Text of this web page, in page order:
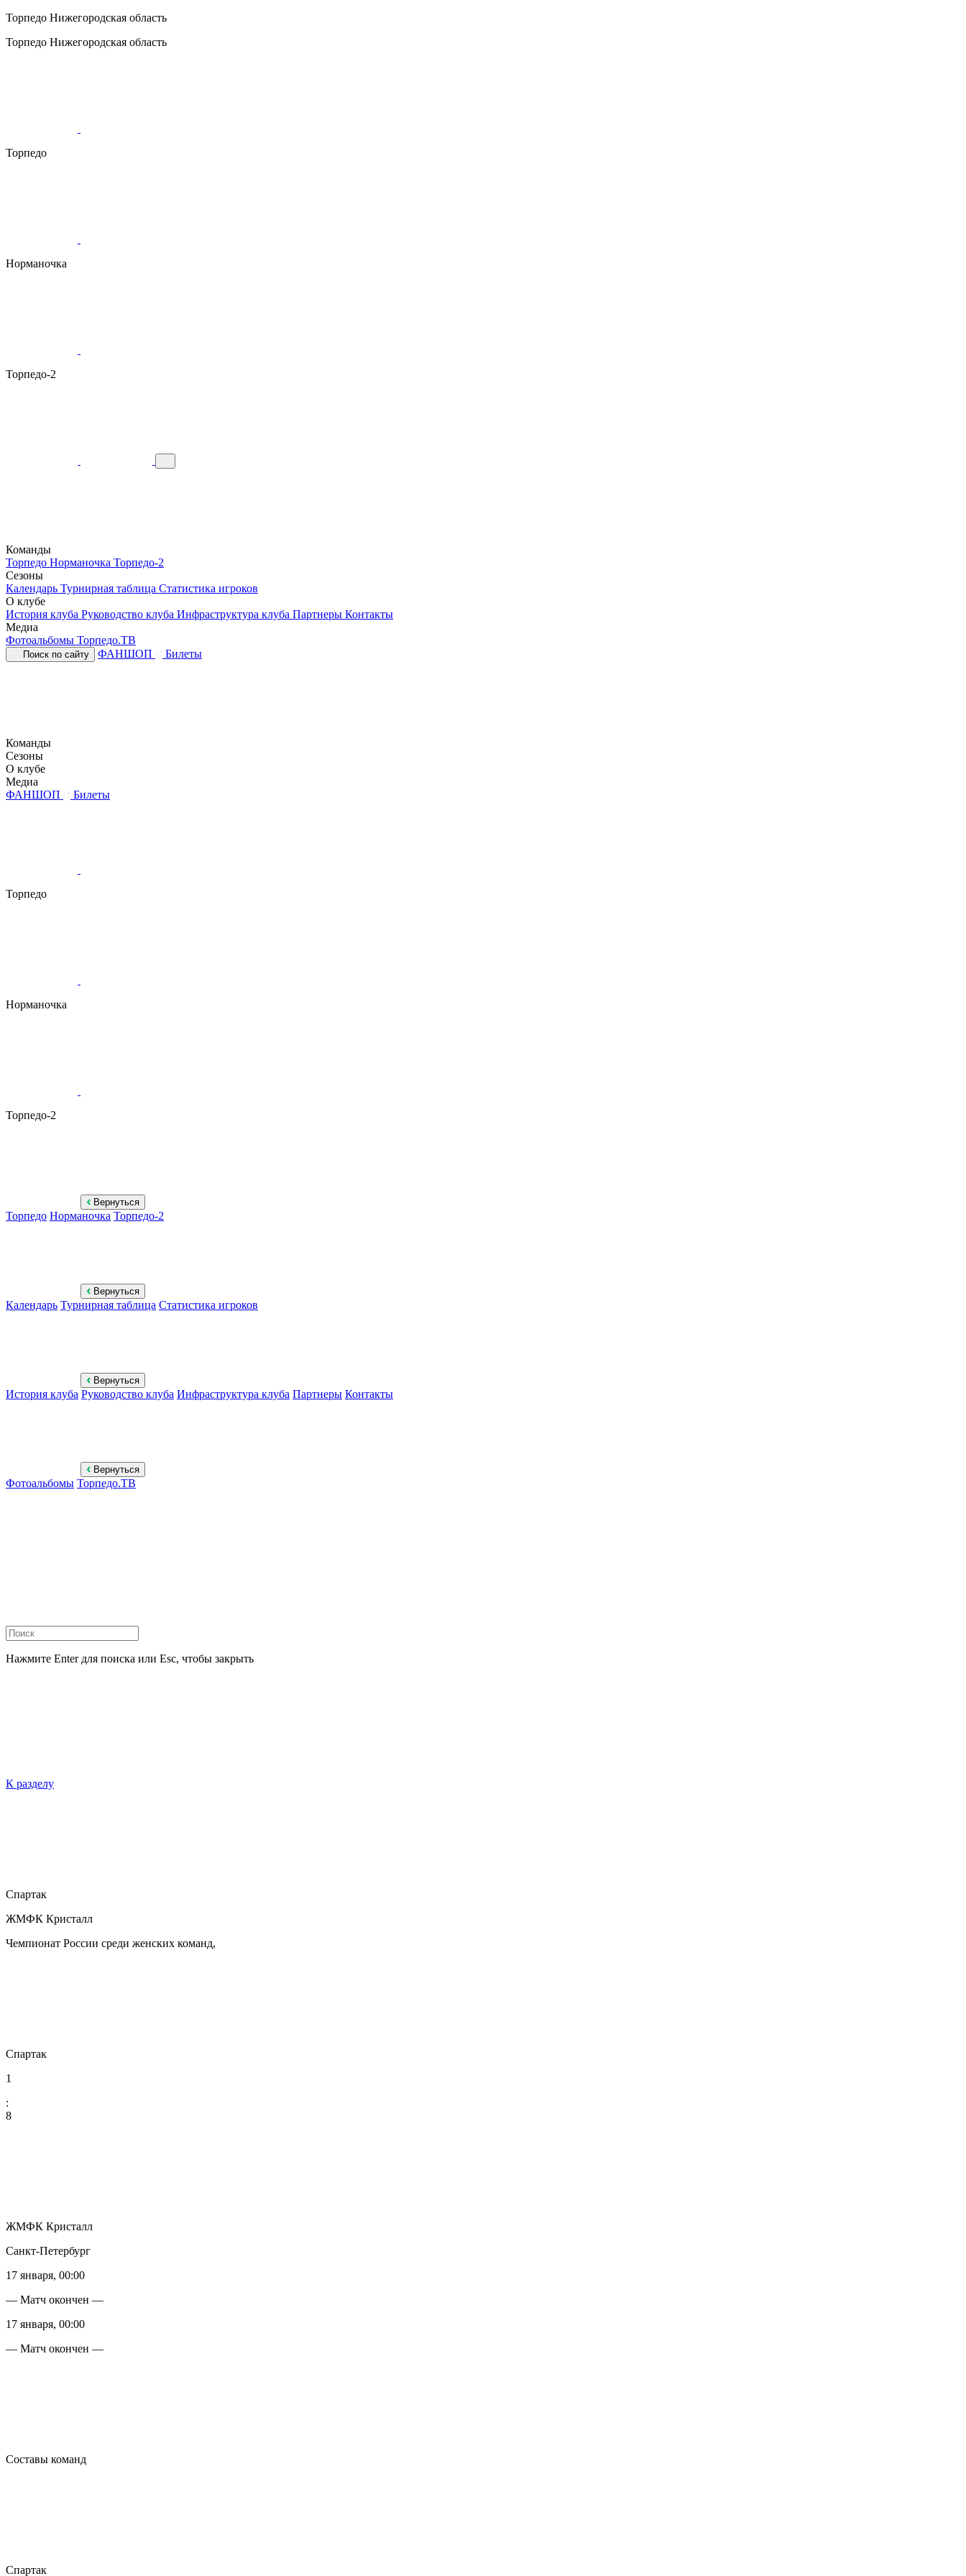
Торпедо Нижегородская область
Торпедо Нижегородская область
Торпедо
Норманочка
Торпедо-2
Команды
Торпедо Норманочка Торпедо-2
Сезоны
Календарь Турнирная таблица Статистика игроков
О клубе
История клуба Руководство клуба Инфраструктура клуба Партнеры Контакты
Медиа
Фотоальбомы Торпедо.ТВ
Поиск по сайту ФАНШОП Билеты
Команды
Сезоны
О клубе
Медиа
ФАНШОП
Билеты
Торпедо
Норманочка
Торпедо-2
Вернуться
Торпедо Норманочка Торпедо-2
Вернуться
Календарь Турнирная таблица Статистика игроков
Вернуться
История клуба Руководство клуба Инфраструктура клуба Партнеры Контакты
Вернуться
Фотоальбомы Торпедо.ТВ
Нажмите Enter для поиска или Esc, чтобы закрыть
К разделу
Спартак
ЖМФК Кристалл
Чемпионат России среди женских команд,
Спартак
1
:
8
ЖМФК Кристалл
Санкт-Петербург
17 января, 00:00
— Матч окончен —
17 января, 00:00
— Матч окончен —
Составы команд
Спартак